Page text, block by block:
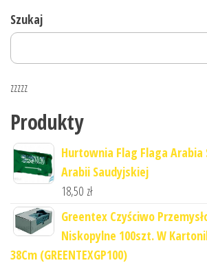
Szukaj
zzzzz
Produkty
Hurtownia Flag Flaga Arabia
Arabii Saudyjskiej
18,50 zł
Greentex Czyściwo
Niskopylne 100szt. W
38Cm (GREENTEXGP100)